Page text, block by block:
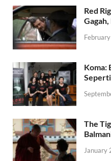
Red
Koma:
The
January